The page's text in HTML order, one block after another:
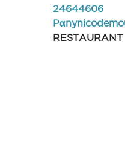
24644606
Pα
RESTAURANT